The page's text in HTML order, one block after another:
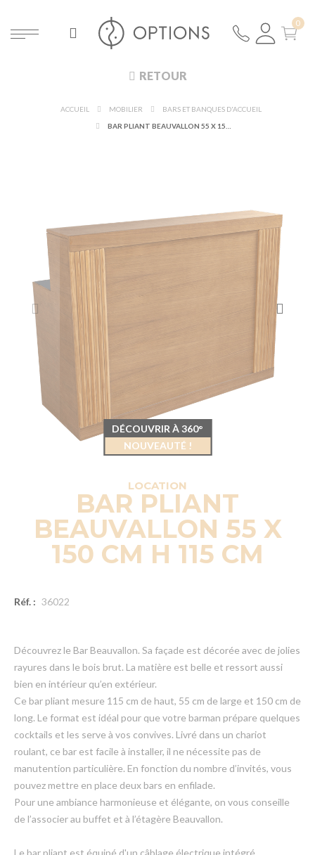
RETOUR
ACCUEIL MOBILIER
BARS ET BANQUES D'ACCUEIL
LOCATION
BAR PLIANT
BEAUVALLON 55 X
150 CM H 115 CM
Réf. : 36022
Découvrez le Bar Beauvallon. Sa façade est décorée avec de jolies
rayures dans le bois brut. La matière est belle et ressort aussi
bien en intérieur qu’en extérieur.
Ce bar pliant mesure 115 cm de haut, 55 cm de large et 150 cm de
long. Le format est idéal pour que votre barman prépare quelques
cocktails et les serve à vos convives. Livré dans un chariot
roulant, ce bar est facile à installer, il ne nécessite pas de
manutention particulière. En fonction du nombre d’invités, vous
pouvez mettre en place deux bars en enfilade.
Pour une ambiance harmonieuse et élégante, on vous conseille
de l’associer au buffet et à l’étagère Beauvallon.
Le bar pliant est équipé d'un câblage électrique intégré
DÉCOUVRIR À 360°
NOUVEAUTÉ !